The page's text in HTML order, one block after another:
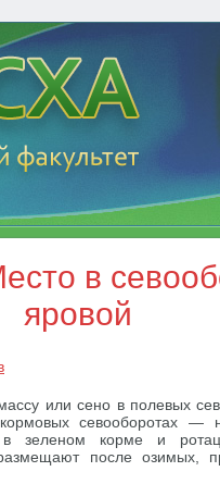
в
яровой
или сено в полевых
севооборотах —
в зеленом корме и
после озимых,